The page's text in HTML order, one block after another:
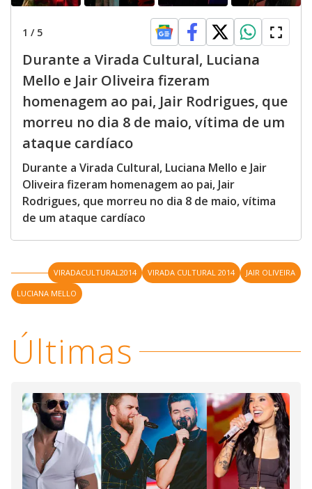
1 / 5
Durante a Virada Cultural, Luciana
Mello e Jair Oliveira fizeram
homenagem ao pai, Jair Rodrigues, que
morreu no dia 8 de maio, vítima de um
ataque cardíaco
Durante a Virada Cultural, Luciana Mello e Jair
Oliveira fizeram homenagem ao pai, Jair
Rodrigues, que morreu no dia 8 de maio, vítima
de um ataque cardíaco
VIRADACULTURAL2014 VIRADA CULTURAL 2014
JAIR OLIVEIRA
LUCIANA MELLO
Últimas